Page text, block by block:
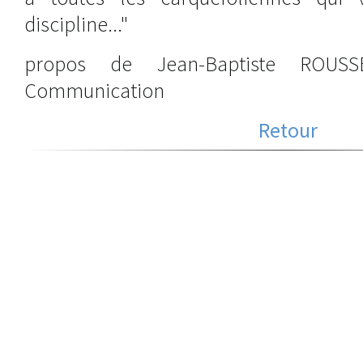
discipline..."
propos de Jean-Baptiste
Communication
Retour